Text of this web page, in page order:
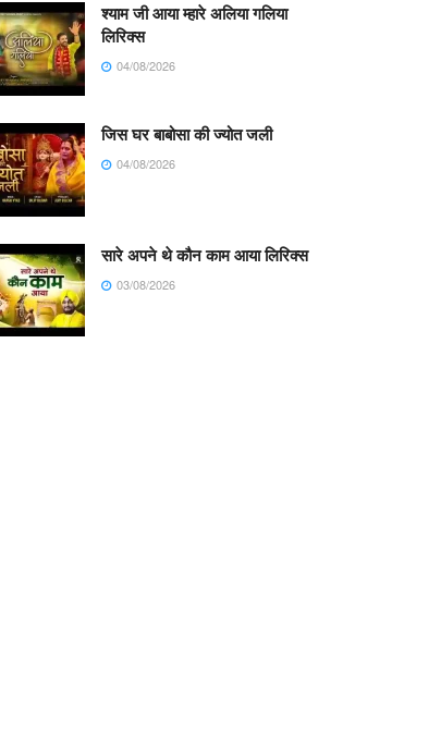
श्याम जी आया म्हारे अलिया गलिया
लिरिक्स
04/08/2026
जिस घर बाबोसा की ज्योत जली
04/08/2026
सारे अपने थे कौन काम आया लिरिक्स
03/08/2026